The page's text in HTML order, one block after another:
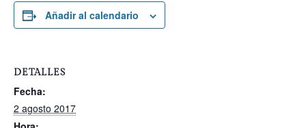
Añadir al calendario
DETALLES
Fecha:
2 agosto 2017